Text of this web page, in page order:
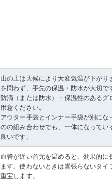
山の上は天候により大変気温が下がり
を問わず、手先の保温・防水が大切で
防滴（または防水）・保温性のあるグ
用意ください。
アウター手袋とインナー手袋が別にな
のの組み合わせでも、一体になってい
良いです。
血管が近い首元を温めると、効果的に
ます。使わないときは嵩張らないタイ
重宝します。